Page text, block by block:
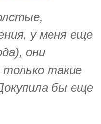
у меня еще
они
такие
бы еще